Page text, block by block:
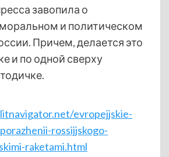
завопила о
и политическом
Причем, делается это
и по одной сверху
evropejjskie-
rossijjskogo-
raketami.html